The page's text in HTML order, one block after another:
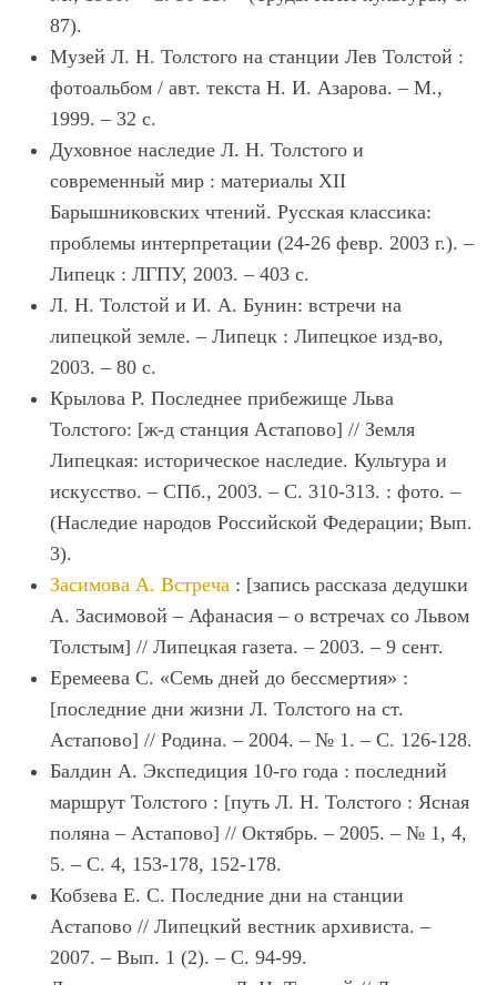
87).
Музей Л. Н. Толстого на станции Лев Толстой :
фотоальбом / авт. текста Н. И. Азарова. – М.,
1999. – 32 с.
Духовное наследие Л. Н. Толстого и
современный мир : материалы XII
Барышниковских чтений. Русская классика:
проблемы интерпретации (24-26 февр. 2003 г.). –
Липецк : ЛГПУ, 2003. – 403 с.
Л. Н. Толстой и И. А. Бунин: встречи на
липецкой земле. – Липецк : Липецкое изд-во,
2003. – 80 с.
Крылова Р. Последнее прибежище Льва
Толстого: [ж-д станция Астапово] // Земля
Липецкая: историческое наследие. Культура и
искусство. – СПб., 2003. – С. 310-313. : фото. –
(Наследие народов Российской Федерации; Вып.
3).
Засимова А. Встреча : [запись рассказа дедушки
А. Засимовой – Афанасия – о встречах со Львом
Толстым] // Липецкая газета. – 2003. – 9 сент.
Еремеева С. «Семь дней до бессмертия» :
[последние дни жизни Л. Толстого на ст.
Астапово] // Родина. – 2004. – № 1. – С. 126-128.
Балдин А. Экспедиция 10-го года : последний
маршрут Толстого : [путь Л. Н. Толстого : Ясная
поляна – Астапово] // Октябрь. – 2005. – № 1, 4,
5. – С. 4, 153-178, 152-178.
Кобзева Е. С. Последние дни на станции
Астапово // Липецкий вестник архивиста. –
2007. – Вып. 1 (2). – С. 94-99.